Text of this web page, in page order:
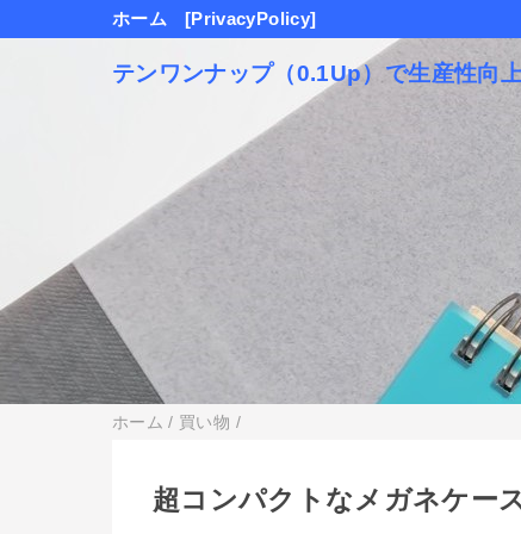
ホーム [PrivacyPolicy]
テンワンナップ（0.1Up）で生産性向
ホーム / 買い物 /
超コンパクトなメガネケー